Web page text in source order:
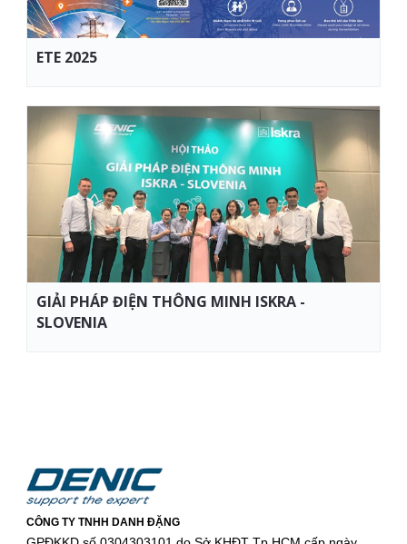
ETE 2025
GIẢI PHÁP ĐIỆN THÔNG MINH ISKRA -
SLOVENIA
CÔNG TY TNHH DANH ĐẶNG